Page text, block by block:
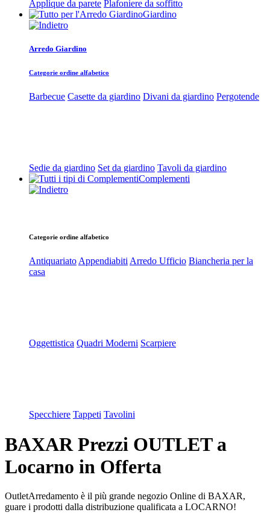
Applique da parete Plafoniere da soffitto
Giardino
Arredo Giardino
Categorie ordine alfabetico
Barbecue Casette da giardino Divani da giardino Pergotende
Sedie da giardino Set da giardino Tavoli da giardino
Complementi
Categorie ordine alfabetico
Antiquariato Appendiabiti Arredo Ufficio Biancheria per la
casa
Oggettistica Quadri Moderni Scarpiere
Specchiere Tappeti Tavolini
BAXAR Prezzi OUTLET a
Locarno in Offerta
OutletArredamento è il più grande negozio Online di BAXAR,
guare i prodotti dalla distribuzione qualificata a LOCARNO!